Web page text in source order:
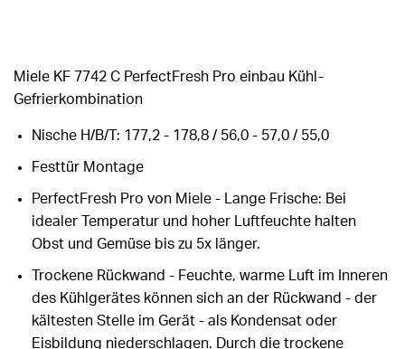
Miele KF 7742 C PerfectFresh Pro einbau Kühl-
Gefrierkombination
Nische H/B/T: 177,2 - 178,8 / 56,0 - 57,0 / 55,0
Festtür Montage
PerfectFresh Pro von Miele - Lange Frische: Bei
idealer Temperatur und hoher Luftfeuchte halten
Obst und Gemüse bis zu 5x länger.
Trockene Rückwand - Feuchte, warme Luft im Inneren
des Kühlgerätes können sich an der Rückwand - der
kältesten Stelle im Gerät - als Kondensat oder
Eisbildung niederschlagen. Durch die trockene